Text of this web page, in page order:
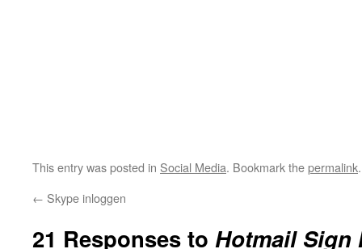
This entry was posted in Social Media. Bookmark thepermalink.
← Skype inloggen
21 Responses to Hotmail Sign